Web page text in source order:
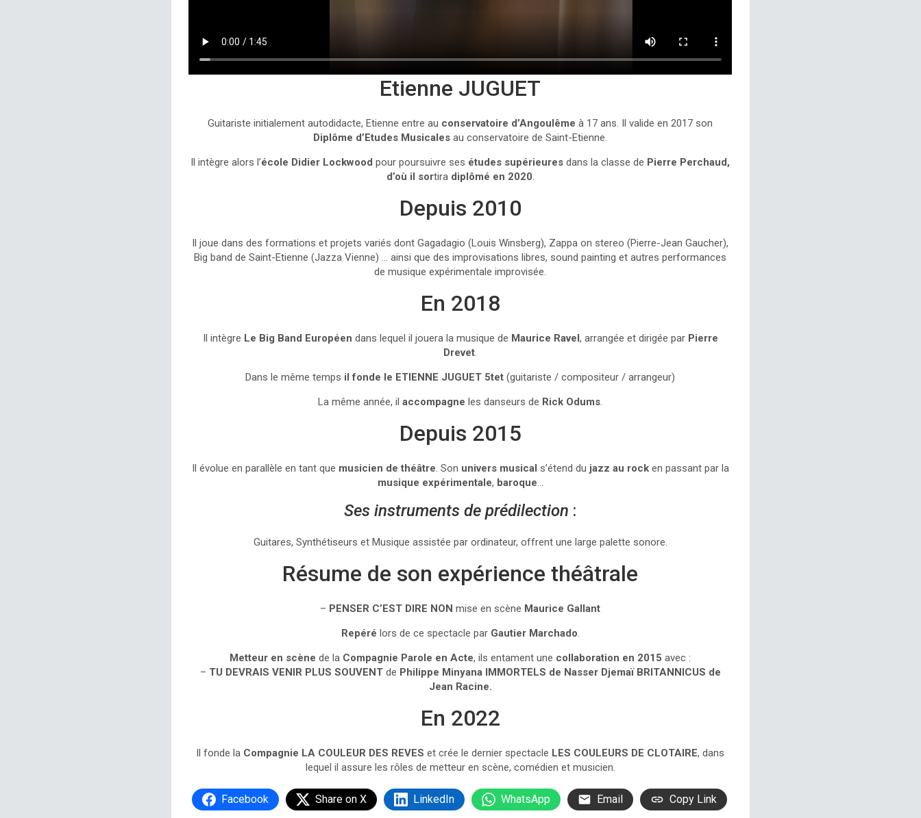
Etienne JUGUET
Guitariste initialement autodidacte, Etienne entre au conservatoire d’Angoulême à 17 ans. Il valide en 2017 son
Diplôme d’Etudes Musicales au conservatoire de Saint-Etienne.
Il intègre alors l’école Didier Lockwood pour poursuivre ses études supérieures dans la classe de Pierre Perchaud,
d’où il sortira diplômé en 2020.
Depuis 2010
Il joue dans des formations et projets variés dont Gagadagio (Louis Winsberg), Zappa on stereo (Pierre-Jean Gaucher),
Big band de Saint-Etienne (Jazza Vienne) … ainsi que des improvisations libres, sound painting et autres performances
de musique expérimentale improvisée.
En 2018
Il intègre Le Big Band Européen dans lequel il jouera la musique de Maurice Ravel, arrangée et dirigée par Pierre
Drevet.
Dans le même temps il fonde le ETIENNE JUGUET 5tet (guitariste / compositeur / arrangeur)
La même année, ilaccompagne les danseurs de Rick Odums.
Depuis 2015
Il évolue en parallèle en tant que musicien de théâtre. Son univers musical s’étend du jazz au rocken passant par la
musique expérimentale, baroque…
Ses instruments de prédilection :
Guitares, Synthétiseurs et Musique assistée par ordinateur, offrent une large palette sonore.
Résume de son expérience théâtrale
– PENSER C’EST DIRE NONmise en scène Maurice Gallant
Repéré lors de ce spectacle par Gautier Marchado.
Metteur en scène de la Compagnie Parole en Acte, ils entament une collaboration en 2015 avec :
– TU DEVRAIS VENIR PLUS SOUVENTde Philippe Minyana IMMORTELS de Nasser Djemaï BRITANNICUS de
Jean Racine.
En 2022
Il fonde la Compagnie LA COULEUR DES REVES et crée le dernier spectacle LES COULEURS DE CLOTAIRE, dans
lequel il assure les rôles de metteur en scène, comédien et musicien.
Facebook Share on X LinkedIn WhatsApp Email Copy Link